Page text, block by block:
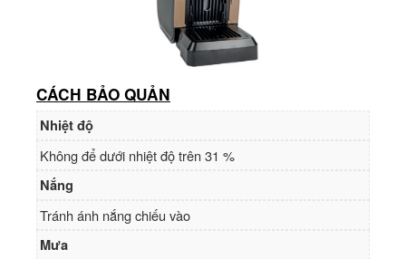
CÁCH BẢO QUẢN
Nhiệt độ
Không để dưới nhiệt độ trên 31 %
Nắng
Tránh ánh nắng chiếu vào
Mưa